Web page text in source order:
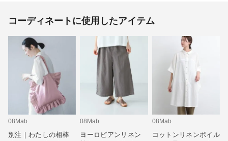
コーディネートに使用したアイテム
08Mab
別注｜わたしの相棒
08Mab
ヨーロピアンリネン
08Mab
コットンリネンボイル